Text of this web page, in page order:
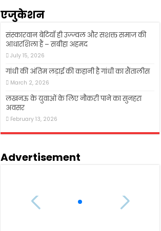
एजुकेशन
संस्कारवान बेटियाँ ही उज्ज्वल और सशक्त समाज की
आधारशिला हैं – सबीहा अहमद
July 15, 2026
गांधी की अंतिम लड़ाई की कहानी है गांधी का सैंतालीस
March 2, 2026
लखनऊ के युवाओं के लिए नौकरी पाने का सुनहरा
अवसर
February 13, 2026
Advertisement